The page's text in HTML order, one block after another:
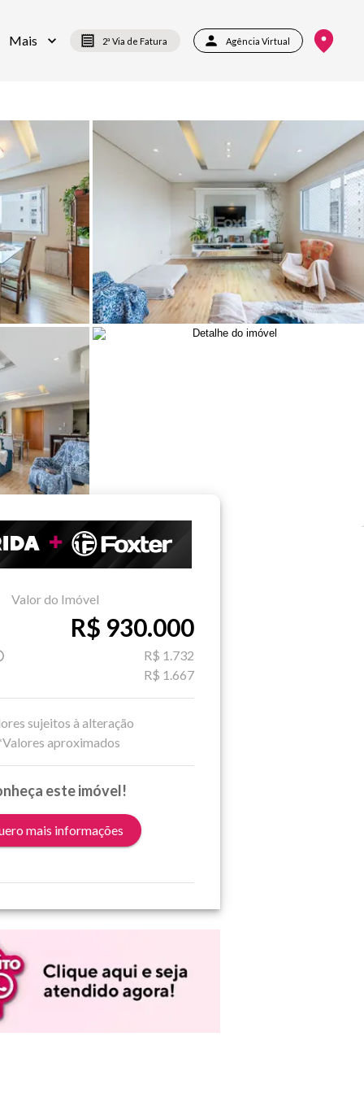
Mais 2ª Via de Fatura Agência Virtual
Valor do Imóvel
R$ 930.000
R$ 1.732
R$ 1.667
sujeitos à alteração
aproximados
este imóvel!
mais informações